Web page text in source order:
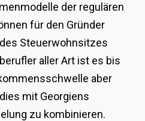
der regulären
für den Gründer
Steuerwohnsitzes
aller Art ist es bis
aber
mit Georgiens
zu kombinieren.